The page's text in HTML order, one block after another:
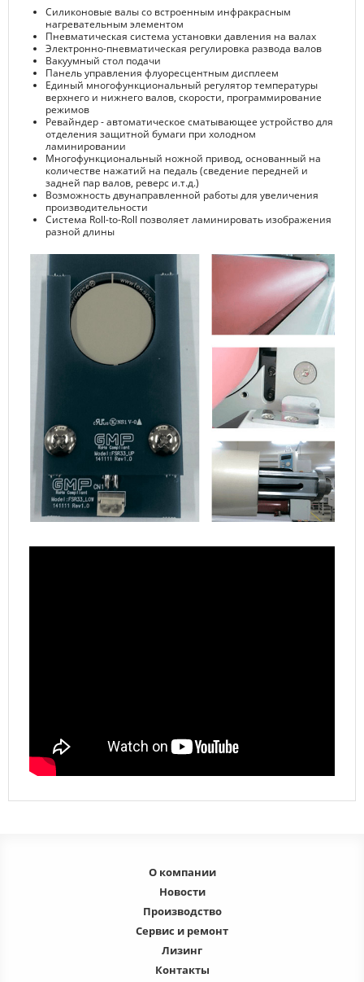
Силиконовые валы со встроенным инфракрасным
нагревательным элементом
Пневматическая система установки давления на валах
Электронно-пневматическая регулировка развода валов
Вакуумный стол подачи
Панель управления флуоресцентным дисплеем
Единый многофункциональный регулятор температуры
верхнего и нижнего валов, скорости, программирование
режимов
Ревайндер - автоматическое сматывающее устройство для
отделения защитной бумаги при холодном
ламинировании
Многофункциональный ножной привод, основанный на
количестве нажатий на педаль (сведение передней и
задней пар валов, реверс и.т.д.)
Возможность двунаправленной работы для увеличения
производительности
Система Roll-to-Roll позволяет ламинировать изображения
разной длины
О компании
Новости
Производство
Сервис и ремонт
Лизинг
Контакты